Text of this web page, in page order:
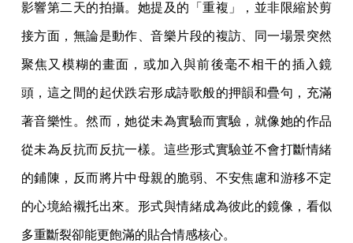
影響第二天的拍攝。她提及的「重複」，並非限縮於剪
接方面，無論是動作、音樂片段的複訪、同一場景突然
聚焦又模糊的畫面，或加入與前後毫不相干的插入鏡
頭，這之間的起伏跌宕形成詩歌般的押韻和疊句，充滿
著音樂性。然而，她從未為實驗而實驗，就像她的作品
從未為反抗而反抗一樣。這些形式實驗並不會打斷情緒
的鋪陳，反而將片中母親的脆弱、不安焦慮和游移不定
的心境給襯托出來。形式與情緒成為彼此的鏡像，看似
多重斷裂卻能更飽滿的貼合情感核心。